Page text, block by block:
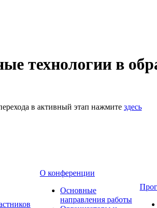
технологии в
в активный этап нажмите здесь
О конференции
Основные
направления работы